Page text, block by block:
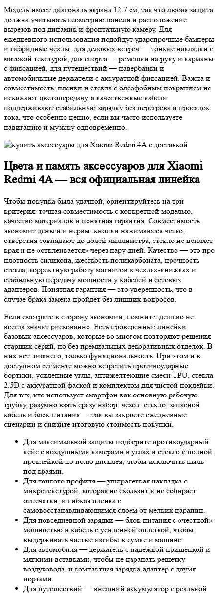
Модель имеет диагональ экрана 12.7 см, так что любая защита
должна учитывать геометрию панели и расположение
вырезов под динамик и фронтальную камеру. Для
ежедневного использования подойдут ударопрочные бамперы
и гибридные чехлы, для деловых встреч — тонкие накладки с
матовой текстурой, для спорта — ремешки на руку и карманы
с фиксацией, для путешествий — павербанки и
автомобильные держатели с аккуратной фиксацией. Важна и
совместимость: пленки и стекла с олеофобным покрытием не
искажают цветопередачу, а качественные кабели
поддерживают стабильную зарядку без перегрева и просадок
тока, что особенно ценно, если вы часто используете
навигацию и музыку одновременно.
Цвета и память аксессуаров для Xiaomi
Redmi 4A — вся официальная линейка
Чтобы покупка была удачной, ориентируйтесь на три
критерия: точная совместимость с конкретной моделью,
качество материалов и понятная гарантия. Совместимость
экономит деньги и нервы: кнопки нажимаются четко,
отверстия совпадают до долей миллиметра, стекло не цепляет
края и не «отклеивается» через пару дней. Качество — это про
плотность силикона, жесткость поликарбоната, прочность
стекла, корректную работу магнитов в чехлах-книжках и
стабильную передачу мощности у кабелей и сетевых
адаптеров. Понятная гарантия — это уверенность, что в
случае брака замена пройдет без лишних вопросов.
Если смотрите в сторону экономии, помните: дешево не
всегда значит рискованно. Есть проверенные линейки
базовых аксессуаров, которые во многом повторяют решения
старших серий, но без премиальных декоративных отделок. В
них нет лишнего, только функциональность. При этом и в
доступном сегменте можно встретить противоударные
бортики, усиленные углы, антижелтеющие смеси TPU, стекла
2.5D с аккуратной фаской и комплектом для чистой поклейки.
Для тех, кто использует смартфон как основную рабочую
трубку, разумно взять сразу набор: чехол, стекло, запасной
кабель и блок питания — так вы закроете ежедневные
сценарии и снизите итоговую стоимость покупки.
Для максимальной защиты подберите противоударный
кейс с воздушными камерами в углах и стекло с полной
проклейкой по полю дисплея, чтобы исключить пыль
под краями.
Для тонкого профиля — ультралегкая накладка с
микротекстурой, которая не скользит и не собирает
отпечатки, и гибкая пленка с
самовосстанавливающимся слоем от мелких царапин.
Для повседневной зарядки — блок питания с «честной»
мощностью и кабель с усиленной оплеткой, чтобы
выдерживать частые изгибы в сумке и машине.
Для автомобиля — держатель с надежной прищепкой и
мягкими вставками, чтобы не царапать решетку
воздуховода, и компактная зарядка-адаптер с двумя
портами.
Для путешествий — внешний аккумулятор с реальной